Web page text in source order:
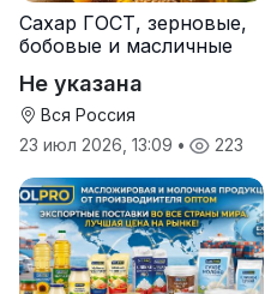
Сахар ГОСТ, зерновые,
бобовые и масличные
Не указана
Вся Россия
23 июл 2026, 13:09 • 223